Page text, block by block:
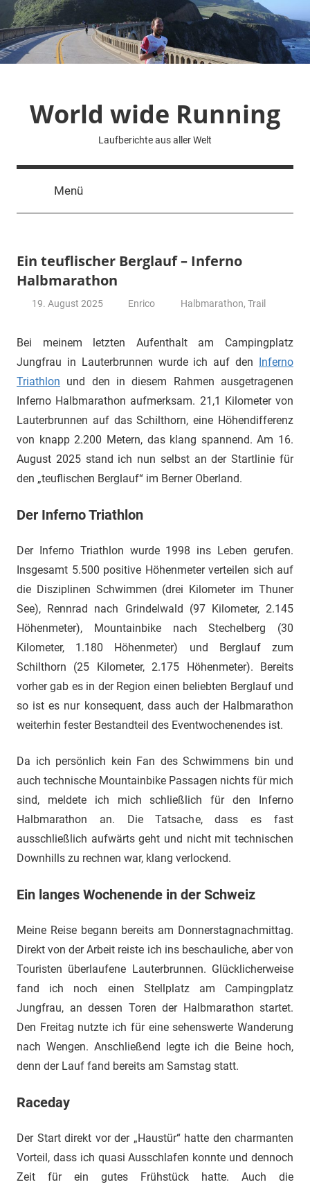
Zum
Inhalt
springen
World wide Running
Laufberichte aus aller Welt
Menü
Ein teuflischer Berglauf – Inferno
Halbmarathon
19. August 2025 Enrico Halbmarathon, Trail
Bei meinem letzten Aufenthalt am Campingplatz
Jungfrau in Lauterbrunnen wurde ich auf den
Inferno
Triathlon und den in diesem Rahmen ausgetragenen
Inferno Halbmarathon aufmerksam. 21,1 Kilometer von
Lauterbrunnen auf das Schilthorn, eine Höhendifferenz
von knapp 2.200 Metern, das klang spannend. Am 16.
August 2025 stand ich nun selbst an der Startlinie für
den „teuflischen Berglauf“ im Berner Oberland.
Der Inferno Triathlon
Der Inferno Triathlon wurde 1998 ins Leben gerufen.
Insgesamt 5.500 positive Höhenmeter verteilen sich auf
die Disziplinen Schwimmen (drei Kilometer im Thuner
See), Rennrad nach Grindelwald (97 Kilometer, 2.145
Höhenmeter), Mountainbike nach Stechelberg (30
Kilometer, 1.180 Höhenmeter) und Berglauf zum
Schilthorn (25 Kilometer, 2.175 Höhenmeter). Bereits
vorher gab es in der Region einen beliebten Berglauf und
so ist es nur konsequent, dass auch der Halbmarathon
weiterhin fester Bestandteil des Eventwochenendes ist.
Da ich persönlich kein Fan des Schwimmens bin und
auch technische Mountainbike Passagen nichts für mich
sind, meldete ich mich schließlich für den Inferno
Halbmarathon an. Die Tatsache, dass es fast
ausschließlich aufwärts geht und nicht mit technischen
Downhills zu rechnen war, klang verlockend.
Ein langes Wochenende in der Schweiz
Meine Reise begann bereits am Donnerstagnachmittag.
Direkt von der Arbeit reiste ich ins beschauliche, aber von
Touristen überlaufene Lauterbrunnen. Glücklicherweise
fand ich noch einen Stellplatz am Campingplatz
Jungfrau, an dessen Toren der Halbmarathon startet.
Den Freitag nutzte ich für eine sehenswerte Wanderung
nach Wengen. Anschließend legte ich die Beine hoch,
denn der Lauf fand bereits am Samstag statt.
Raceday
Der Start direkt vor der „Haustür“ hatte den charmanten
Vorteil, dass ich quasi Ausschlafen konnte und dennoch
Zeit für ein gutes Frühstück hatte. Auch die